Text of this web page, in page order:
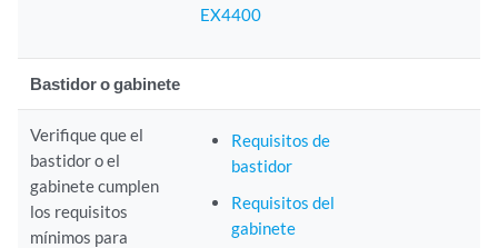
EX4400
Bastidor o gabinete
Verifique que el
bastidor o el
gabinete cumplen
los requisitos
mínimos para
Requisitos de
bastidor
Requisitos del
gabinete